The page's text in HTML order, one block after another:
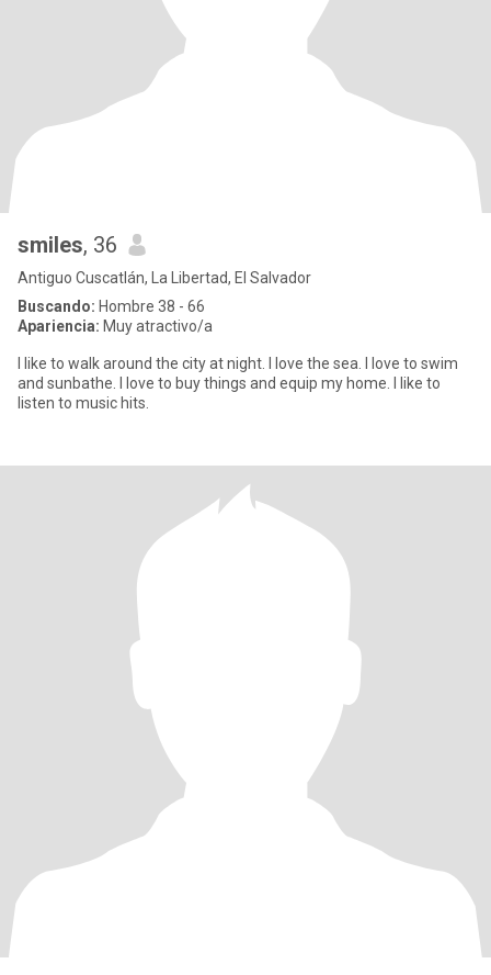
smiles, 36
Antiguo Cuscatlán, La Libertad, El Salvador
Buscando: Hombre 38 - 66
Apariencia: Muy atractivo/a
I like to walk around the city at night. I love the sea. I love to swim
and sunbathe. I love to buy things and equip my home. I like to
listen to music hits.